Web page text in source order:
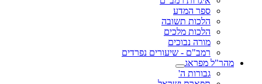
ספר המדע
הלכות תשובה
הלכות מלכים
מורה נבוכים
רמב"ם - שיעורים נפרדים
מהר"ל מפראג
גבורות ה'